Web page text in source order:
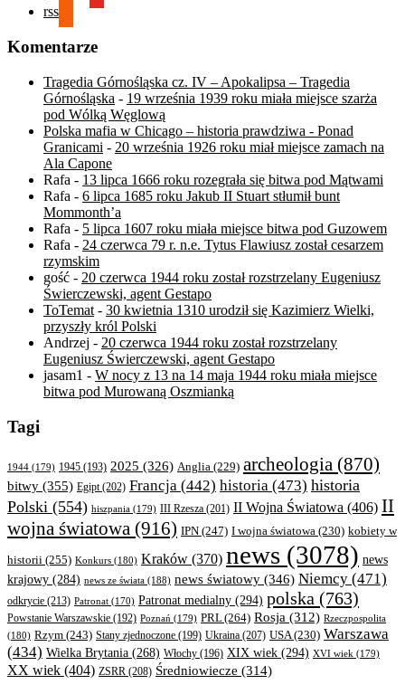
rss
Komentarze
Tragedia Górnośląska cz. IV – Apokalipsa – Tragedia
Górnośląska - 19 września 1939 roku miała miejsce szarża
pod Wólką Węglową
Polska mafia w Chicago – historia prawdziwa - Ponad
Granicami - 20 września 1926 roku miał miejsce zamach na
Ala Capone
Rafa - 13 lipca 1666 roku rozegrała się bitwa pod Mątwami
Rafa - 6 lipca 1685 roku Jakub II Stuart stłumił bunt
Mommonth’a
Rafa - 5 lipca 1607 roku miała miejsce bitwa pod Guzowem
Rafa - 24 czerwca 79 r. n.e. Tytus Flawiusz został cesarzem
rzymskim
gość - 20 czerwca 1944 roku został rozstrzelany Eugeniusz
Świerczewski, agent Gestapo
ToTemat - 30 kwietnia 1310 urodził się Kazimierz Wielki,
przyszły król Polski
Andrzej - 20 czerwca 1944 roku został rozstrzelany
Eugeniusz Świerczewski, agent Gestapo
jasam1 - W nocy z 13 na 14 maja 1944 roku miała miejsce
bitwa pod Murowaną Oszmianką
Tagi
1944 (179) 1945 (193) 2025 (326) Anglia (229) archeologia (870)
bitwy (355) Egipt(202) Francja (442) historia (473) historia
Polski (554) hiszpania (179) III Rzesza (201) II Wojna Światowa (406) II
wojna światowa (916) IPN (247) I wojna światowa (230) kobiety w
historii (255) Konkurs (180) Kraków (370) news (3078) news
krajowy (284) news ze świata (188) news światowy (346) Niemcy (471)
odkrycie (213) Patronat (170) Patronat medialny (294) polska (763)
Powstanie Warszawskie (192) Poznań (179) PRL(264) Rosja (312) Rzeczpospolita
(180) Rzym (243) Stany zjednoczone (199) Ukraina (207) USA(230) Warszawa
(434) Wielka Brytania (268) Włochy (196) XIX wiek (294) XVI wiek (179)
XX wiek (404) ZSRR (208) Średniowiecze (314)